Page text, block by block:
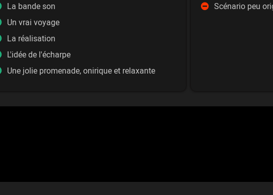
La bande son
Un vrai voyage
La réalisation
L'idée de l'écharpe
Une jolie promenade, onirique et relaxante
Scénario peu